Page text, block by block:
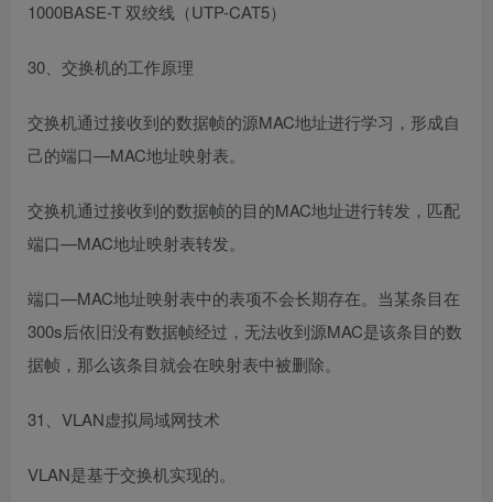
1000BASE-T 双绞线（UTP-CAT5）
30、交换机的工作原理
交换机通过接收到的数据帧的源MAC地址进行学习，形成自
己的端口—MAC地址映射表。
交换机通过接收到的数据帧的目的MAC地址进行转发，匹配
端口—MAC地址映射表转发。
端口—MAC地址映射表中的表项不会长期存在。当某条目在
300s后依旧没有数据帧经过，无法收到源MAC是该条目的数
据帧，那么该条目就会在映射表中被删除。
31、VLAN虚拟局域网技术
VLAN是基于交换机实现的。